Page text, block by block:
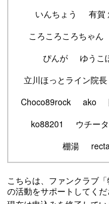
いんちょう
有賀
ころころころちゃん
ぴんが
ゆうこ
立川ほっとライン院長
Choco89rock
ako
ko88201
ウチータ
棚湯
こちらは、ファンクラブ
の活動をサポートしてくだ